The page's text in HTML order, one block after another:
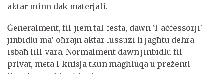
aktar minn dak materjali.
Ġeneralment, fil-jiem tal-festa, dawn ‘l-aċċessorji’
jinbidlu ma’ oħrajn aktar lussużi li jagħtu dehra
isbaħ lill-vara. Normalment dawn jinbidlu fil-
privat, meta l-knisja tkun magħluqa u preżenti